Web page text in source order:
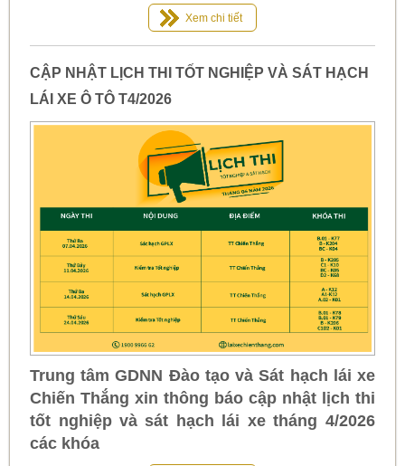
Xem chi tiết
CẬP NHẬT LỊCH THI TỐT NGHIỆP VÀ SÁT HẠCH
LÁI XE Ô TÔ T4/2026
Trung tâm GDNN Đào tạo và Sát hạch lái xe
Chiến Thắng xin thông báo cập nhật lịch thi
tốt nghiệp và sát hạch lái xe tháng 4/2026
các khóa